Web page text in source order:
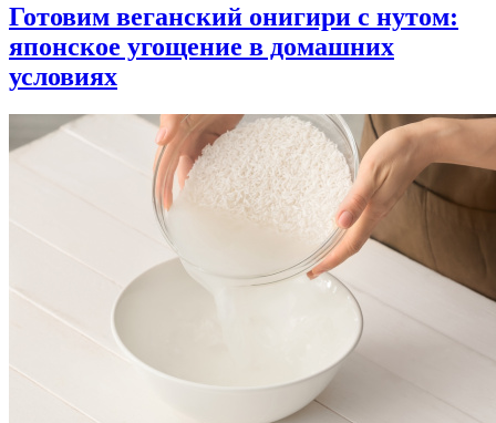
Готовим веганский онигири с нутом:
японское угощение в домашних
условиях